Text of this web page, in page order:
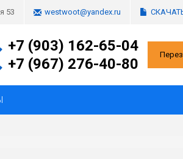
53 westwoot@yandex.ru
+7 (903) 162-65-04
+7 (967) 276-40-80